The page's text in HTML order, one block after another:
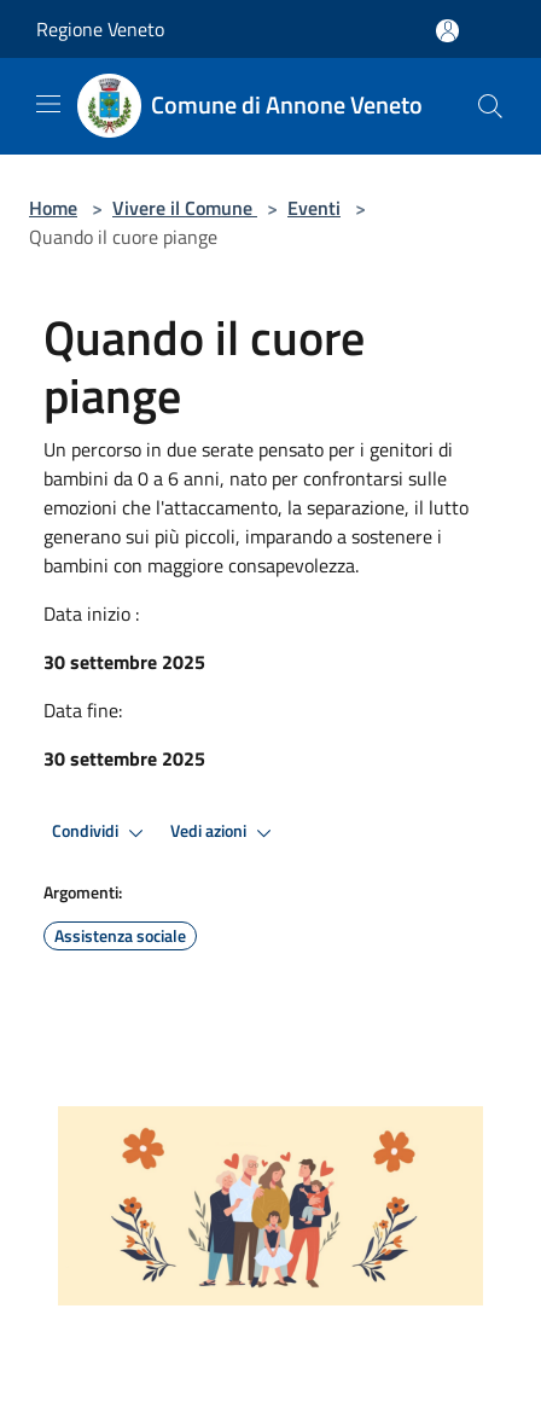
Regione Veneto
Comune di Annone Veneto
Home > Vivere il Comune > Eventi >
Quando il cuore piange
Quando il cuore
piange
Un percorso in due serate pensato per i genitori di
bambini da 0 a 6 anni, nato per confrontarsi sulle
emozioni che l'attaccamento, la separazione, il lutto
generano sui più piccoli, imparando a sostenere i
bambini con maggiore consapevolezza.
Data inizio :
30 settembre 2025
Data fine:
30 settembre 2025
Condividi Vedi azioni
Argomenti:
Assistenza sociale